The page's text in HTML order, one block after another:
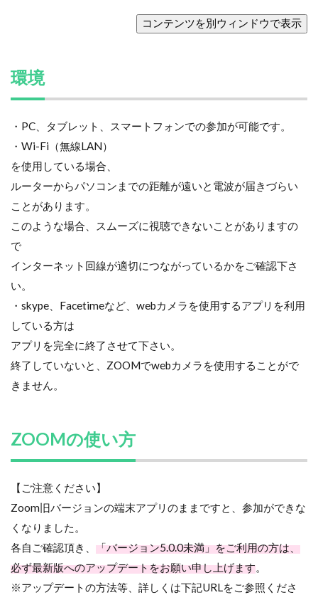
環境
・PC、タブレット、スマートフォンでの参加が可能です。
・Wi-Fi（無線LAN）
を使用している場合、
ルーターからパソコンまでの距離が遠いと電波が届きづらい
ことがあります。
このような場合、スムーズに視聴できないことがありますの
で
インターネット回線が適切につながっているかをご確認下さ
い。
・skype、Facetimeなど、webカメラを使用するアプリを利用
している方は
アプリを完全に終了させて下さい。
終了していないと、ZOOMでwebカメラを使用することがで
きません。
ZOOMの使い方
【ご注意ください】
Zoom旧バージョンの端末アプリのままですと、参加ができな
くなりました。
各自ご確認頂き、 「バージョン5.0.0未満」をご利用の方は、
必ず最新版へのアップデートをお願い申し上げます。
※アップデートの方法等、詳しくは下記URLをご参照くださ